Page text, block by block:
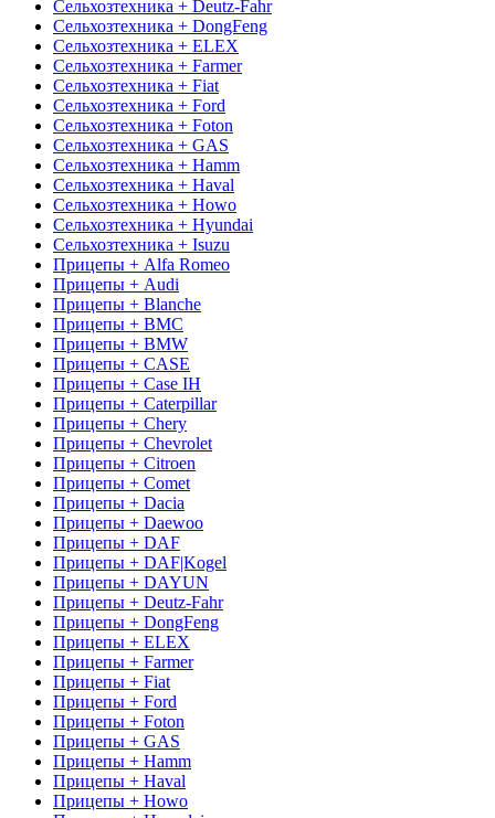
Сельхозтехника + Deutz-Fahr
Сельхозтехника + DongFeng
Сельхозтехника + ELEX
Сельхозтехника + Farmer
Сельхозтехника + Fiat
Сельхозтехника + Ford
Сельхозтехника + Foton
Сельхозтехника + GAS
Сельхозтехника + Hamm
Сельхозтехника + Haval
Сельхозтехника + Howo
Сельхозтехника + Hyundai
Сельхозтехника + Isuzu
Прицепы + Alfa Romeo
Прицепы + Audi
Прицепы + Blanche
Прицепы + BMC
Прицепы + BMW
Прицепы + CASE
Прицепы + Case IH
Прицепы + Caterpillar
Прицепы + Chery
Прицепы + Chevrolet
Прицепы + Citroen
Прицепы + Comet
Прицепы + Dacia
Прицепы + Daewoo
Прицепы + DAF
Прицепы + DAF|Kogel
Прицепы + DAYUN
Прицепы + Deutz-Fahr
Прицепы + DongFeng
Прицепы + ELEX
Прицепы + Farmer
Прицепы + Fiat
Прицепы + Ford
Прицепы + Foton
Прицепы + GAS
Прицепы + Hamm
Прицепы + Haval
Прицепы + Howo